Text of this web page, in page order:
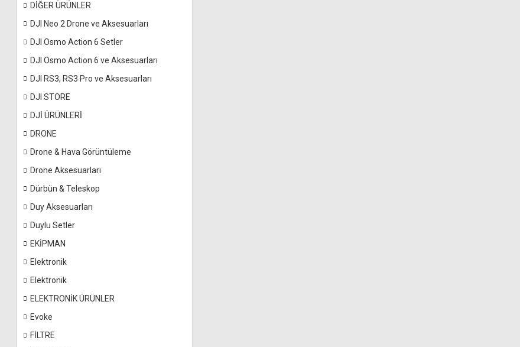
DİĞER ÜRÜNLER
DJI Neo 2 Drone ve Aksesuarları
DJI Osmo Action 6 Setler
DJI Osmo Action 6 ve Aksesuarları
DJI RS3, RS3 Pro ve Aksesuarları
DJI STORE
DJİ ÜRÜNLERİ
DRONE
Drone & Hava Görüntüleme
Drone Aksesuarları
Dürbün & Teleskop
Duy Aksesuarları
Duylu Setler
EKİPMAN
Elektronik
Elektronik
ELEKTRONİK ÜRÜNLER
Evoke
FİLTRE